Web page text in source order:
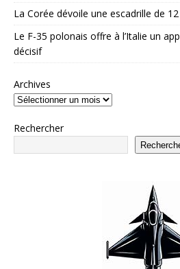
La Corée dévoile une escadrille de
Le F-35 polonais offre à l’Italie un
décisif
Archives
Rechercher